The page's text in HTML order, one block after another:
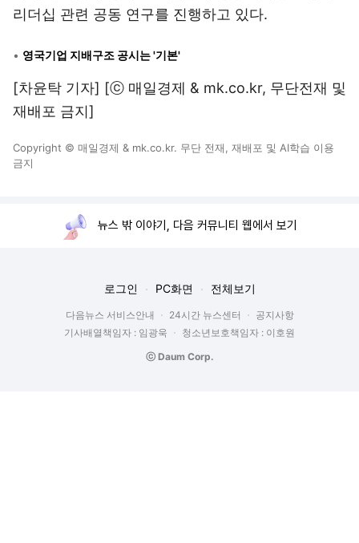
리더십 관련 공동 연구를 진행하고 있다.
• 영국기업 지배구조 공시는 '기본'
[차윤탁 기자] [ⓒ 매일경제 & mk.co.kr, 무단전재 및
재배포 금지]
Copyright © 매일경제 & mk.co.kr. 무단 전재, 재배포 및 AI학습 이용
금지
뉴스 밖 이야기, 다음 커뮤니티 웹에서 보기
로그인 PC화면 전체보기
다음뉴스 서비스안내 24시간 뉴스센터
공지사항
기사배열책임자 : 임광욱
청소년보호책임자 : 이호원
ⓒ Daum Corp.